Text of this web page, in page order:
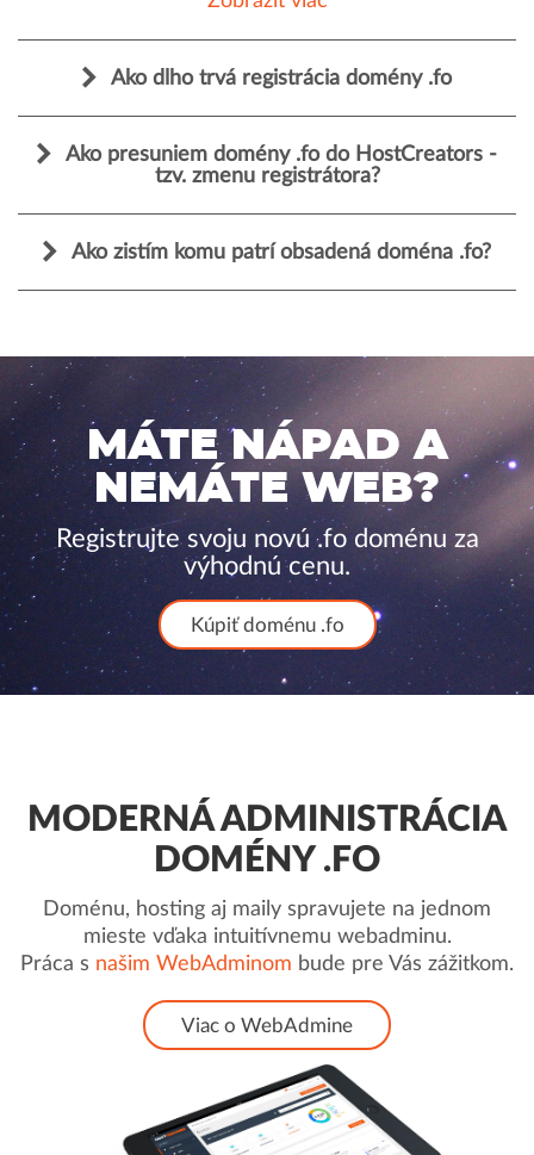
Ako dlho trvá registrácia domény .fo
Ako presuniem domény .fo do HostCreators -
tzv. zmenu registrátora?
Ako zistím komu patrí obsadená doména .fo?
MÁTE NÁPAD A
NEMÁTE WEB?
Registrujte svoju novú .fo doménu za
výhodnú cenu.
Kúpiť doménu .fo
MODERNÁ ADMINISTRÁCIA
DOMÉNY .FO
Doménu, hosting aj maily spravujete na jednom
mieste vďaka intuitívnemu webadminu.
Práca s našim WebAdminom bude pre Vás zážitkom.
Viac o WebAdmine